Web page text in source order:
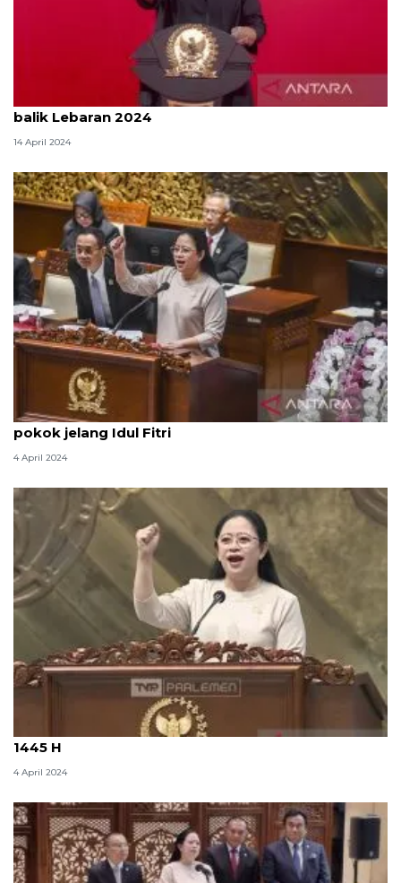
Puan minta petugas siaga hadapi puncak arus
balik Lebaran 2024
14 April 2024
Puan minta Pemerintah pastikan harga kebutuhan
pokok jelang Idul Fitri
4 April 2024
Ketua DPR sampaikan pantun sambut Idul Fitri
1445 H
4 April 2024